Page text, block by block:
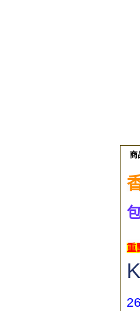
商
重
26